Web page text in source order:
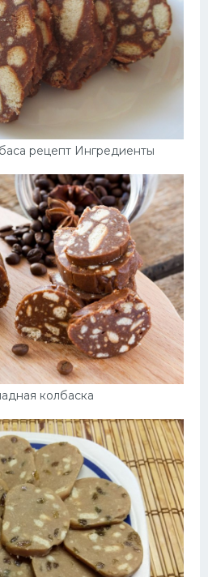
рецепт Ингредиенты
колбаска